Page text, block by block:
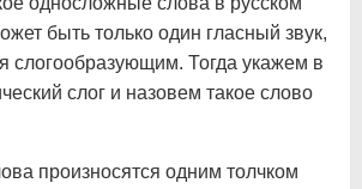
быть только один гласный звук,
слогообразующим. Тогда укажем в
слог и назовем такое слово
произносятся одним толчком